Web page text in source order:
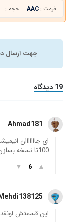
فرمت : AAC حجم :
جهت ارسال
19 دیدگاه
Ahmad181
ای جااااااان
100تا نسخه بسازن بازم میشینم با خانواده میبینم
▲
6
▼
این قسمتش